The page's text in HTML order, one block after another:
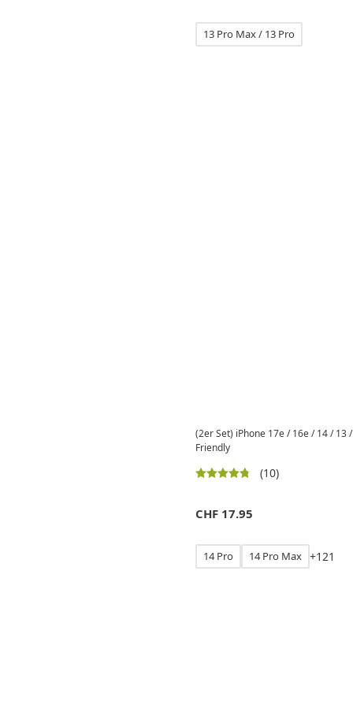
13 Pro Max / 13 Pro
(2er Set) iPhone 17e / 16e / 14 / 13
Friendly
(10)
CHF 17.95
14 Pro 14 Pro Max +121